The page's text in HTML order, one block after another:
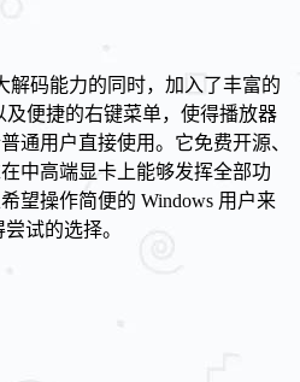
解码能力的同时，加入了丰富的
便捷的右键菜单，使得播放器
通用户直接使用。它免费开源、
中高端显卡上能够发挥全部功
望操作简便的 Windows 用户来
试的选择。